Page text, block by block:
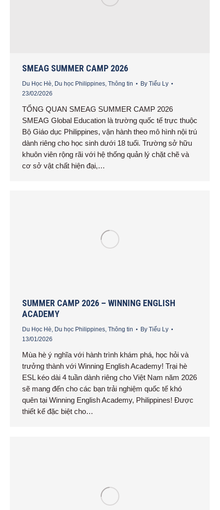
SMEAG SUMMER CAMP 2026
Du Học Hè Du học Philippines Thông tin By Tiểu Ly
23/02/2026
TỔNG QUAN SMEAG SUMMER CAMP 2026
SMEAG Global Education là trường quốc tế trực thuộc
Bộ Giáo dục Philippines, vận hành theo mô hình nội trú
dành riêng cho học sinh dưới 18 tuổi. Trường sở hữu
khuôn viên rộng rãi với hệ thống quản lý chặt chẽ và
cơ sở vật chất hiện đại,…
SUMMER CAMP 2026 – WINNING ENGLISH
ACADEMY
Du Học Hè, Du học Philippines, Thông tin By Tiểu Ly
13/01/2026
Mùa hè ý nghĩa với hành trình khám phá, học hỏi và
trưởng thành với Winning English Academy! Trại hè
ESL kéo dài 4 tuần dành riêng cho Việt Nam năm 2026
sẽ mang đến cho các bạn trải nghiệm quốc tế khó
quên tại Winning English Academy, Philippines! Được
thiết kế đặc biệt cho…